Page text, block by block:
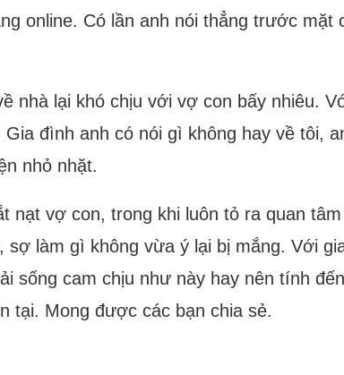
online. Có lần anh nói thẳng trước mặt
nhà lại khó chịu với vợ con bấy nhiêu.
đình anh có nói gì không hay về tôi,
nhỏ nhặt.
nạt vợ con, trong khi luôn tỏ ra quan
làm gì không vừa ý lại bị mắng. Với
sống cam chịu như này hay nên tính
tại. Mong được các bạn chia sẻ.